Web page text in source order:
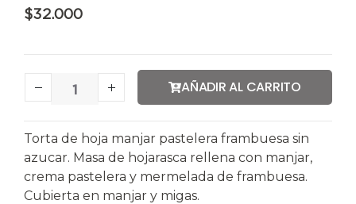
$32.000
AÑADIR AL CARRITO
Torta de hoja manjar pastelera frambuesa sin
azucar. Masa de hojarasca rellena con manjar,
crema pastelera y mermelada de frambuesa.
Cubierta en manjar y migas.